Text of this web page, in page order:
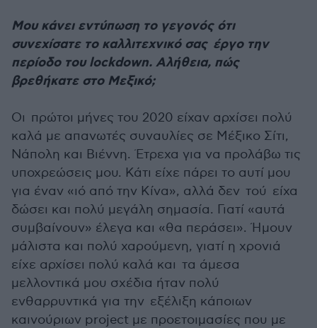
Μου κάνει εντύπωση το γεγονός ότι
συνεχίσατε το καλλιτεχνικό σας έργο την
περίοδο του lockdown. Αλήθεια, πώς
βρεθήκατε στο Μεξικό;
Οι πρώτοι μήνες του 2020 είχαν αρχίσει πολύ
καλά με απανωτές συναυλίες σε Μέξικο Σίτι,
Νάπολη και Βιέννη. Έτρεχα για να προλάβω τις
υποχρεώσεις μου. Κάτι είχε πάρει το αυτί μου
για έναν «ιό από την Κίνα», αλλά δεν τού είχα
δώσει και πολύ μεγάλη σημασία. Γιατί «αυτά
συμβαίνουν» έλεγα και «θα περάσει». Ήμουν
μάλιστα και πολύ χαρούμενη, γιατί η χρονιά
είχε αρχίσει πολύ καλά και τα άμεσα
μελλοντικά μου σχέδια ήταν πολύ
ενθαρρυντικά για την εξέλιξη κάποιων
καινούριων project με προετοιμασίες που με